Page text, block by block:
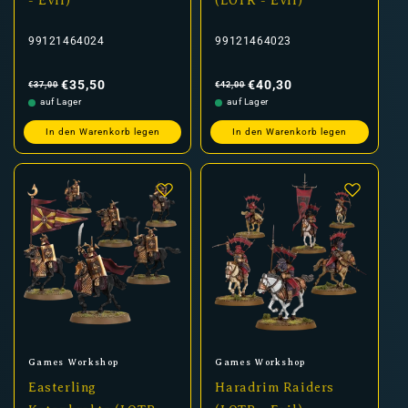
99121464024
Preis
€37,00 €35,50
auf Lager
In den Warenkorb legen
99121464023
Preis
€42,00 €40,30
auf Lager
In den Warenkorb legen
Anbieter:
Games Workshop
Easterling
Anbieter:
Games Workshop
Haradrim Raiders